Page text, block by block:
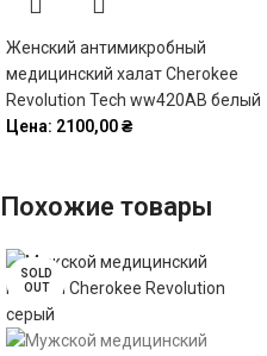
Женский антимикробный
медицинский халат Cherokee
Revolution Tech ww420AB белый
Цена: 2100,00₴
Похожие товары
SOLD
OUT